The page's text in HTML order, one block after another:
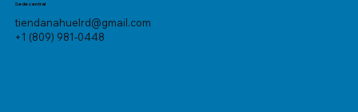
Sede central
tiendanahuelrd@gmail.com
+1 (809) 981-0448